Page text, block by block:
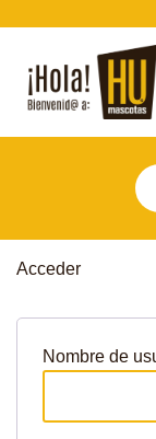
Saltar
al
contenido
Acceder
Nombre de